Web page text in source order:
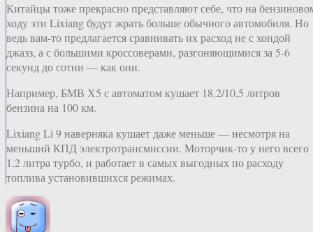
Китайцы тоже прекрасно представляют себе, что на
ходу эти Lixiang будут жрать больше обычного автомобиля. Но
ведь вам-то предлагается сравнивать их расход не с хондой
джазз, а с большими кроссоверами, разгоняющимися за 5-6
секунд до сотни — как они.
Например, БМВ Х5 с автоматом кушает 18,2/10,5 литров
бензина на 100 км.
Lixiang Li 9 наверняка кушает даже меньше — несмотря на
меньший КПД электротрансмиссии. Моторчик-то у него всего
1.2 литра турбо, и работает в самых выгодных по расходу
топлива установившихся режимах.